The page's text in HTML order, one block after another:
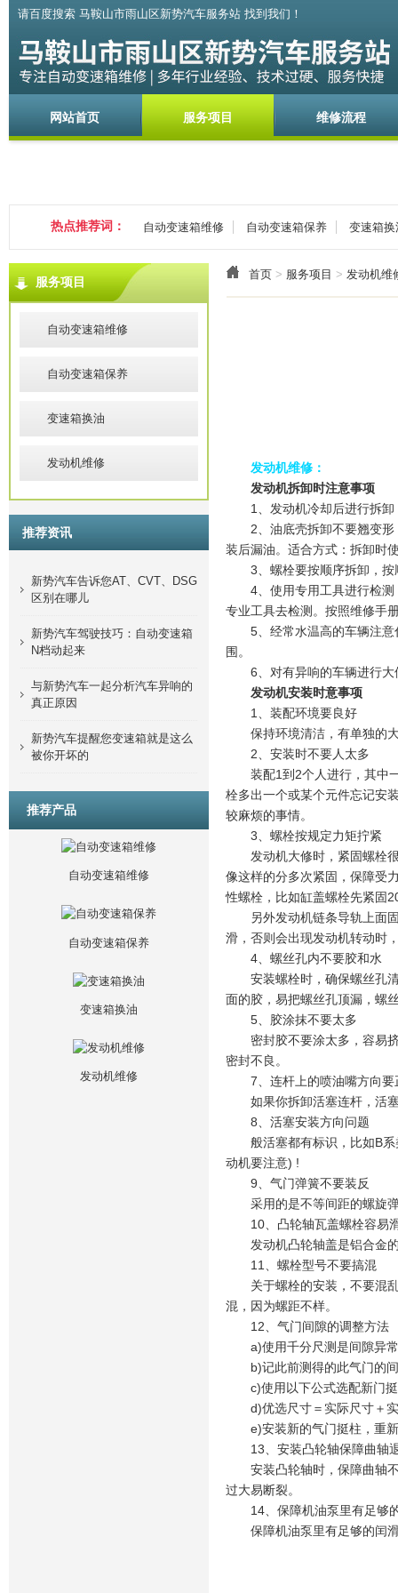
请百度搜索 马鞍山市雨山区新势汽车服务站 找到我们！
网站首页 服务项目 维修流程
热点推荐词： 自动变速箱维修 自动变速箱保养 变速箱换
首页 > 服务项目 > 发动机维
服务项目
自动变速箱维修
自动变速箱保养
变速箱换油
发动机维修
推荐资讯
新势汽车告诉您AT、CVT、DSG
区别在哪儿
新势汽车驾驶技巧：自动变速箱
N档动起来
与新势汽车一起分析汽车异响的
真正原因
新势汽车提醒您变速箱就是这么
被你开坏的
推荐产品
自动变速箱维修
自动变速箱保养
变速箱换油
发动机维修
发动机维修：
发动机拆卸时注意事项
1、发动机冷却后进行拆卸
2、油底壳拆卸不要翘变形
装后漏油。适合方式：拆卸时
3、螺栓要按顺序拆卸，按
4、使用专用工具进行检测，
专业工具去检测。按照维修手
5、经常水温高的车辆注意
围。
6、对有异响的车辆进行大
发动机安装时意事项
1、装配环境要良好
保持环境清洁，有单独的
2、安装时不要人太多
装配1到2个人进行，其中一
栓多出一个或某个元件忘记安
较麻烦的事情。
3、螺栓按规定力矩拧紧
发动机大修时，紧固螺栓很
像这样的分多次紧固，保障受
性螺栓，比如缸盖螺栓先紧固
另外发动机链条导轨上面固
滑，否则会出现发动机转动时
4、螺丝孔内不要胶和水
安装螺栓时，确保螺丝孔清
面的胶，易把螺丝孔顶漏，螺
5、胶涂抹不要太多
密封胶不要涂太多，容易挤
密封不良。
7、连杆上的喷油嘴方向要
如果你拆卸活塞连杆，活塞
8、活塞安装方向问题
般活塞都有标识，比如B系
动机要注意) !
9、气门弹簧不要装反
采用的是不等间距的螺旋弹
10、凸轮轴瓦盖螺栓容易
发动机凸轮轴盖是铝合金的
11、螺栓型号不要搞混
关于螺栓的安装，不要混乱
混，因为螺距不样。
12、气门间隙的调整方法
a)使用千分尺测是间隙异常
b)记此前测得的此气门的
c)使用以下公式选配新门
d)优选尺寸＝实际尺寸＋实
e)安装新的气门挺柱，重新
13、安装凸轮轴保障曲轴
安装凸轮轴时，保障曲轴不
过大易断裂。
14、保障机油泵里有足够
保障机油泵里有足够的闰滑